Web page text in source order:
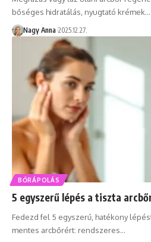
bőséges hidratálás, nyugtató krémek…
Nagy Anna 2025.12.27.
BŐRÁPOLÁS
5 egyszerű lépés a tiszta
Fedezd fel 5 egyszerű, hatékony
mentes arcbőrért: rendszeres…